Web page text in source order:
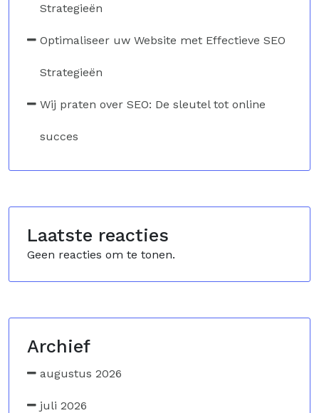
Strategieën
Optimaliseer uw Website met Effectieve SEO
Strategieën
Wij praten over SEO: De sleutel tot online
succes
Laatste reacties
Geen reacties om te tonen.
Archief
augustus 2026
juli 2026